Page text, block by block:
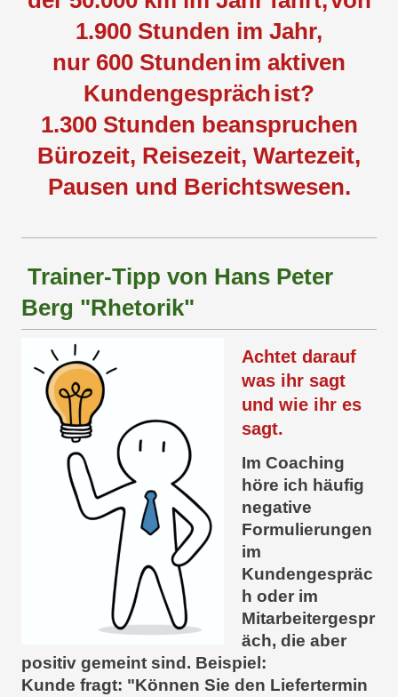
1.900 Stunden im Jahr,
nur 600 Stundenim aktiven
Kundengesprächist?
1.300 Stunden beanspruchen
Bürozeit, Reisezeit, Wartezeit,
Pausen und Berichtswesen.
Trainer-Tipp von Hans Peter
Berg "Rhetorik"
Achtet darauf
was ihr sagt
und wie ihr es
sagt.
Im Coaching
höre ich häufig
negative
Formulierungen
im
Kundengespräc
h oder im
Mitarbeitergespr
äch, die aber
positiv gemeint sind. Beispiel:
Kunde fragt: "Können Sie den Liefertermin